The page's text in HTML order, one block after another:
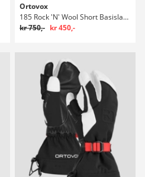
Ortovox
185 Rock 'N' Wool Short Basislag - lange underbukser
kr 750,- kr 450,-